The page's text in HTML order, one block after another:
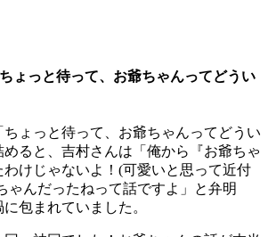
ょっと待って、お爺ちゃんってどうい
ちょっと待って、お爺ちゃんってどうい
めると、吉村さんは「俺から『お爺ちゃ
けじゃないよ！(可愛いと思って近付
ゃんだったねって話ですよ」と弁明
包まれていました。